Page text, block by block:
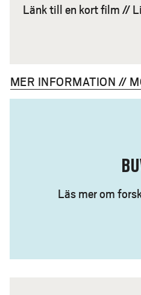
Länk till en kort film //
MER INFORMATION //
Läs mer om